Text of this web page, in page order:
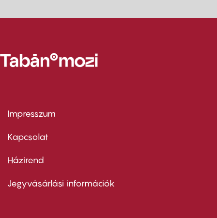
Footer
first
Impresszum
Kapcsolat
Footer
second
Házirend
Jegyvásárlási információk